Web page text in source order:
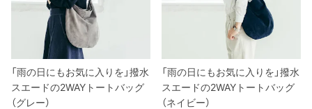
「雨の日にもお気に入りを」撥水
スエードの2WAYトートバッグ
（グレー）
「雨の日にもお気に入りを」撥水
スエードの2WAYトートバッグ
（ネイビー）